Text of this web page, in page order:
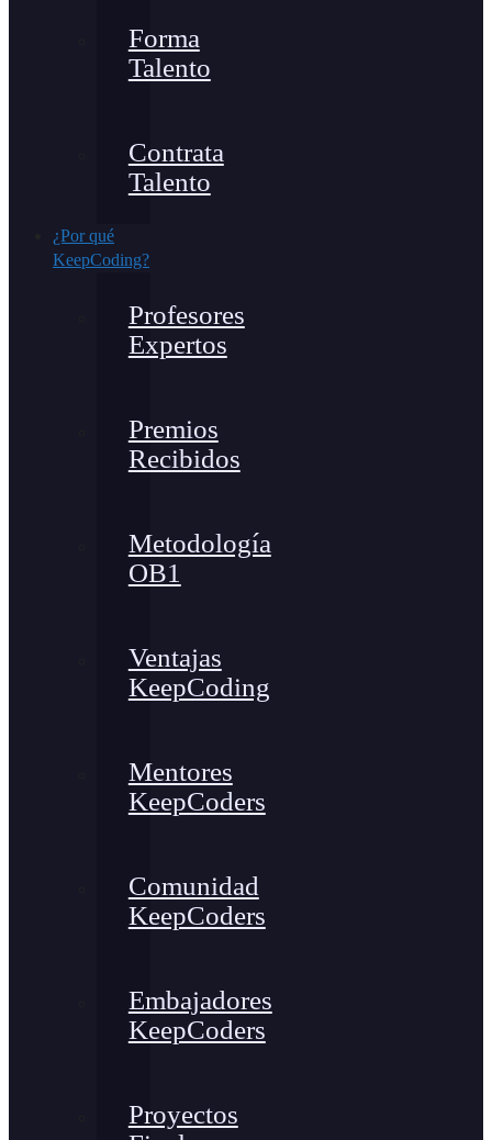
Forma
Talento
Contrata
Talento
¿Por qué
KeepCoding?
Profesores
Expertos
Premios
Recibidos
Metodología
OB1
Ventajas
KeepCoding
Mentores
KeepCoders
Comunidad
KeepCoders
Embajadores
KeepCoders
Proyectos